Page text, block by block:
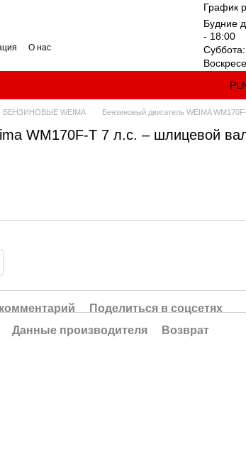
О нас
как выбрать? Гид
как выбрать? Гид
График
Будние
- 18:00
БЕНЗИНОВЫЕ WEIMA Бензиновый двигатель WEIMA
WM170F-T 7 л.с. – шлицевой
Поделиться в соцсетях
Данные производителя Возврат